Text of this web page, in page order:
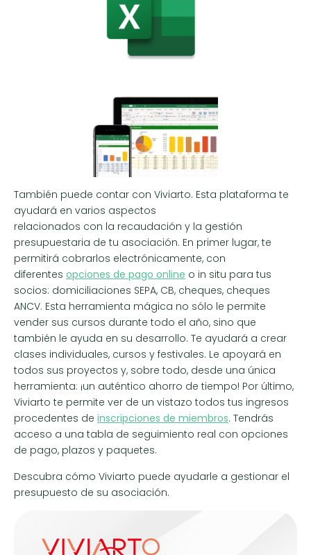
También puede contar con Viviarto. Esta plataforma te
ayudará en varios aspectos
relacionados con la recaudación y la gestión
presupuestaria de tu asociación. En primer lugar, te
permitirá cobrarlos electrónicamente, con
diferentes opciones de pago online o in situ para tus
socios: domiciliaciones SEPA, CB, cheques, cheques
ANCV. Esta herramienta mágica no sólo le permite
vender sus cursos durante todo el año, sino que
también le ayuda en su desarrollo. Te ayudará a crear
clases individuales, cursos y festivales. Le apoyará en
todos sus proyectos y, sobre todo, desde una única
herramienta: ¡un auténtico ahorro de tiempo! Por último,
Viviarto te permite ver de un vistazo todos tus ingresos
procedentes de inscripciones de miembros. Tendrás
acceso a una tabla de seguimiento real con opciones
de pago, plazos y paquetes.
Descubra cómo Viviarto puede ayudarle a gestionar el
presupuesto de su asociación.